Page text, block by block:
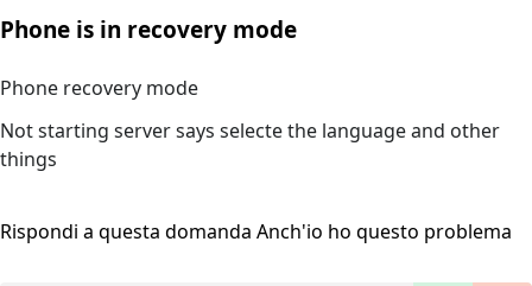
Phone is in recovery mode
Phone recovery mode
Not starting server says selecte the language and other
things
Rispondi a questa domanda Anch'io ho questo problema